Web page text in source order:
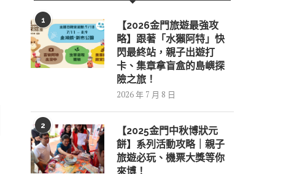
1
【2026金門旅遊最強攻
略】跟著「水獺阿特」快
閃最終站，親子出遊打
卡、集章拿盲盒的島嶼探
險之旅！
2026 年 7 月 8 日
2
【2025金門中秋博狀元
餅】系列活動攻略｜親子
旅遊必玩、機票大獎等你
來博！